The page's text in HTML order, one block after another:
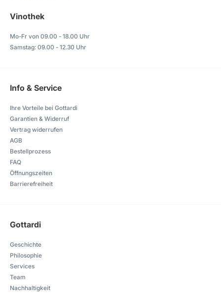
Vinothek
Mo-Fr von 09.00 - 18.00 Uhr
Samstag: 09.00 - 12.30 Uhr
Info & Service
Ihre Vorteile bei Gottardi
Garantien & Widerruf
Vertrag widerrufen
AGB
Bestellprozess
FAQ
Öffnungszeiten
Barrierefreiheit
Gottardi
Geschichte
Philosophie
Services
Team
Nachhaltigkeit